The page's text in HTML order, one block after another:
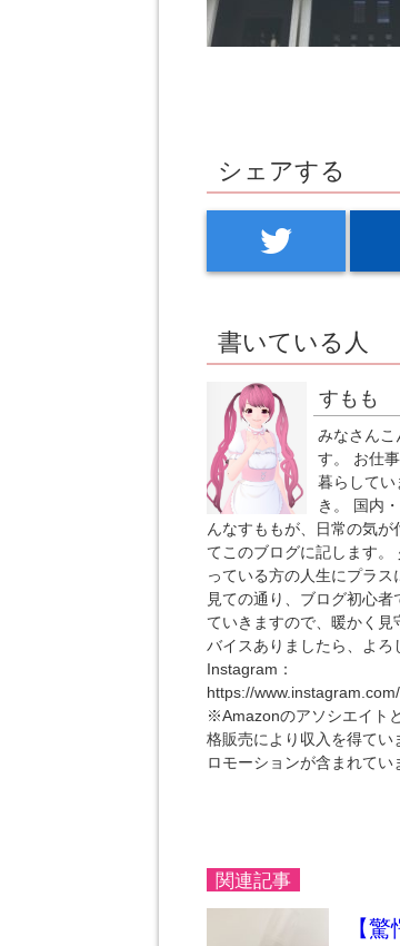
シェアする
twitter
書いている人
すもも
みなさんこ
す。 お仕
暮らしてい
き。 国内
んなすももが、日常の気が
てこのブログに記します。
っている方の人生にプラス
見ての通り、ブログ初心者
ていきますので、暖かく見
バイスありましたら、よろ
Instagram：
https://
※Amazonのアソシエイト
格販売により収入を得て
ロモーションが含まれてい
関連記事
【